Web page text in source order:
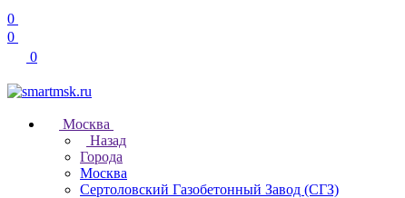
0
0
0
Москва
Назад
Города
Москва
Сертоловский Газобетонный Завод (СГЗ)